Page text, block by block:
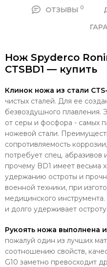
ОТЗЫВЫ 0
Нож Spyderco
CTSBD1 — купить
Клинок ножа из стали
чистых сталей. Для ее
безвоздушного плавления.
от серы и фосфора - самых
ножевой стали.
сопротивляемость
потребует спец. абразивов
прочему BD1 имеет весьма
удержанию остроты и
военной техники, при
медицинского инструмента.
и долго удерживает остроту.
Рукоять ножа выполнена
пожалуй один из лучших
соотношению свойств,
G10 заметно превосходит